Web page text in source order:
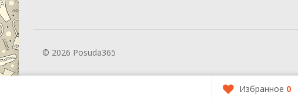
© 2026 Posuda365
Избранное 0